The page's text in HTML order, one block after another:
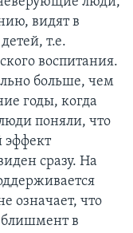
видят в
т.е.
воспитания.
больше, чем
годы, когда
поняли, что
эффект
сразу. На
означает, что
в